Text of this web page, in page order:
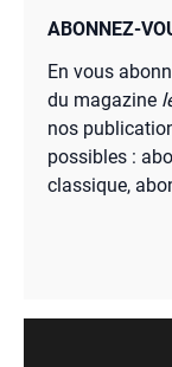
ABONNEZ-
En vous
du magazine
nos
possibles :
classique,